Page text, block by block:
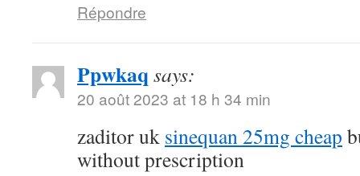
Répondre
Ppwkaq says:
20 août 2023 at 18 h 34 min
zaditor uk sinequan 25mg cheap
without prescription